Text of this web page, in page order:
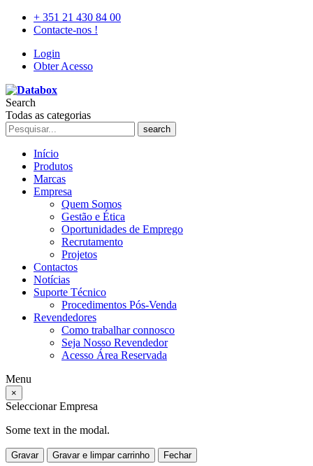
+ 351 21 430 84 00
Contacte-nos !
Login
Obter Acesso
Search
Todas as categorias
search
Início
Produtos
Marcas
Empresa
Quem Somos
Gestão e Ética
Oportunidades de Emprego
Recrutamento
Projetos
Contactos
Notícias
Suporte Técnico
Procedimentos Pós-Venda
Revendedores
Como trabalhar connosco
Seja Nosso Revendedor
Acesso Área Reservada
Menu
×
Seleccionar Empresa
Some text in the modal.
Gravar Gravar e limpar carrinho Fechar